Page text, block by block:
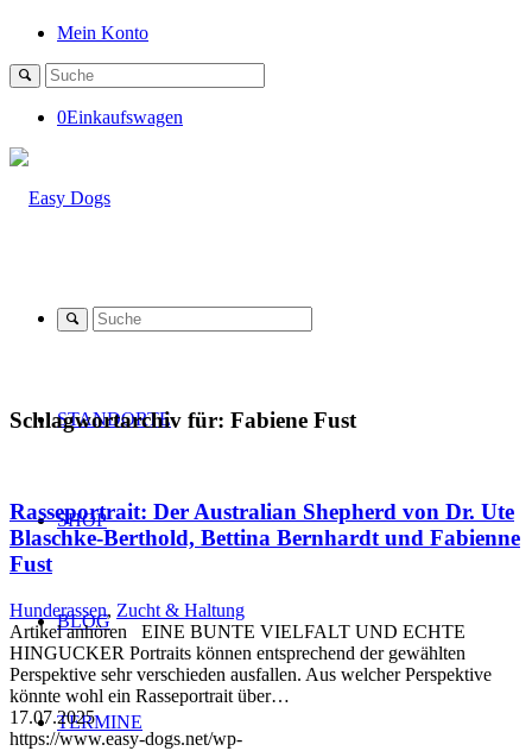
Mein Konto
0Einkaufswagen
STANDORTE
SHOP
BLOG
TERMINE
Schlagwortarchiv für: Fabiene Fust
Rasseportrait: Der Australian Shepherd von Dr. Ute
Blaschke-Berthold, Bettina Bernhardt und Fabienne
Fust
Hunderassen, Zucht & Haltung
Artikel anhören EINE BUNTE VIELFALT UND ECHTE
HINGUCKER Portraits können entsprechend der gewählten
Perspektive sehr verschieden ausfallen. Aus welcher Perspektive
könnte wohl ein Rasseportrait über…
17.07.2025
https://www.easy-dogs.net/wp-